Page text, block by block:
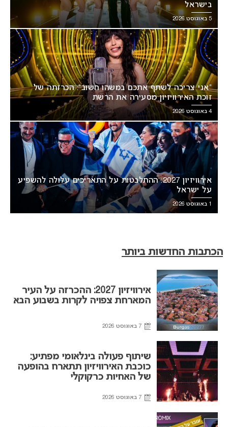
בישראל
5 באוגוסט 2026
“אני צריכה לשתף אתכם במשהו חשוב”: הכרזתה של
זוכת האירוויזיון מסעירה את הרשת
4 באוגוסט 2026
אירוויזיון 2027: ההתלבטות על התאריכים עלולה להשפיע
על ישראל
הכתבות החדשות ביותר
אירוויזיון 2027: ההכרזה על העיר
המארחת צפויה לקרות בשבוע הבא
7 באוגוסט 2026
שיתוף פעולה בינלאומי מפתיע:
כוכבת האירוויזיון תתארח בהופעה
של האחיות כרקוקלי
7 באוגוסט 2026